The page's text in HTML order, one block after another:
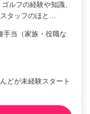
ルフの経験や知識、
タッフのほと…
手当（家族・役職な
どが未経験スタート